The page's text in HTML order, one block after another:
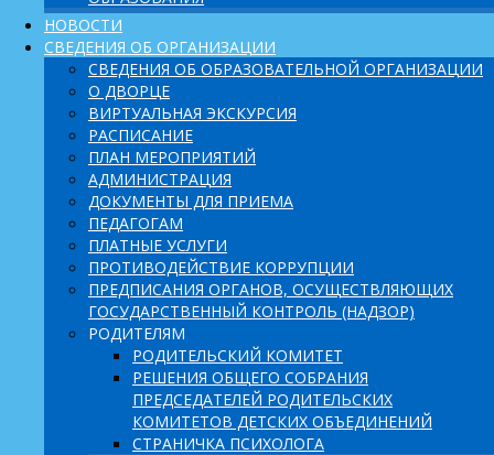
НОВОСТИ
СВЕДЕНИЯ ОБ ОРГАНИЗАЦИИ
СВЕДЕНИЯ ОБ ОБРАЗОВАТЕЛЬНОЙ ОРГАНИЗАЦИИ
О ДВОРЦЕ
ВИРТУАЛЬНАЯ ЭКСКУРСИЯ
РАСПИСАНИЕ
ПЛАН МЕРОПРИЯТИЙ
АДМИНИСТРАЦИЯ
ДОКУМЕНТЫ ДЛЯ ПРИЕМА
ПЕДАГОГАМ
ПЛАТНЫЕ УСЛУГИ
ПРОТИВОДЕЙСТВИЕ КОРРУПЦИИ
ПРЕДПИСАНИЯ ОРГАНОВ, ОСУЩЕСТВЛЯЮЩИХ
ГОСУДАРСТВЕННЫЙ КОНТРОЛЬ (НАДЗОР)
РОДИТЕЛЯМ
РОДИТЕЛЬСКИЙ КОМИТЕТ
РЕШЕНИЯ ОБЩЕГО СОБРАНИЯ
ПРЕДСЕДАТЕЛЕЙ РОДИТЕЛЬСКИХ
КОМИТЕТОВ ДЕТСКИХ ОБЪЕДИНЕНИЙ
СТРАНИЧКА ПСИХОЛОГА